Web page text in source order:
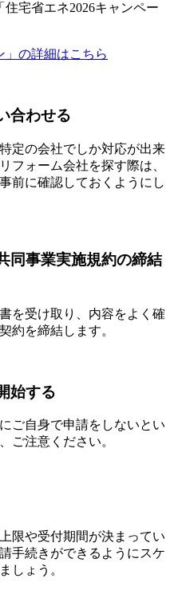
宅省エネ2026キャンペー
」の詳細はこちら
合わせる
定の会社でしか対応が出来
フォーム会社を探す際は、
前に確認しておくようにし
同事業実施規約の締結
を受け取り、内容をよく確
約を締結します。
始する
ご自身で申請をしないとい
ご注意ください。
限や受付期間が決まってい
手続きができるようにスケ
しょう。